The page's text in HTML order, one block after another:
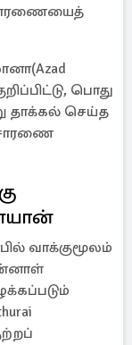
பொது
தாக்கல் செய்த
வாக்குமூலம்